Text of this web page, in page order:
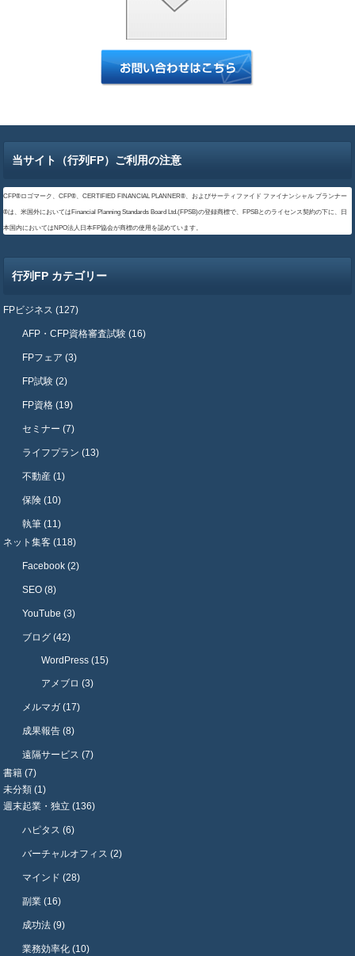
当サイト（行列FP）ご利用の注意
CFP®ロゴマーク、CFP®、CERTIFIED FINANCIAL PLANNER®、およびサーティファイド ファイナンシャル プランナー
®は、米国外においてはFinancial Planning Standards Board Ltd.(FPSB)の登録商標で、FPSBとのライセンス契約の下に、日
本国内においてはNPO法人日本FP協会が商標の使用を認めています。
行列FP カテゴリー
FPビジネス (127)
AFP・CFP資格審査試験 (16)
FPフェア (3)
FP試験 (2)
FP資格 (19)
セミナー (7)
ライフプラン (13)
不動産 (1)
保険 (10)
執筆 (11)
ネット集客 (118)
Facebook (2)
SEO (8)
YouTube (3)
ブログ (42)
WordPress (15)
アメブロ (3)
メルマガ (17)
成果報告 (8)
遠隔サービス (7)
書籍 (7)
未分類 (1)
週末起業・独立 (136)
ハピタス (6)
バーチャルオフィス (2)
マインド (28)
副業 (16)
成功法 (9)
業務効率化 (10)